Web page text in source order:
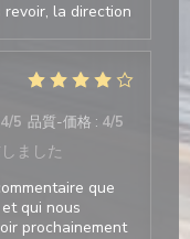
la direction
4/5 品質-価格 : 4/5
ました
que
qui nous
prochainement